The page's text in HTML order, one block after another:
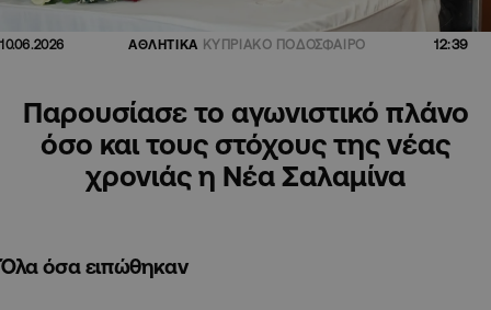
10.06.2026 ΑΘΛΗΤΙΚΑ ΚΥΠΡΙΑΚΟ ΠΟΔΟΣΦΑΙΡΟ 12:39
Παρουσίασε το αγωνιστικό πλάνο
όσο και τους στόχους της νέας
χρονιάς η Νέα Σαλαμίνα
Όλα όσα ειπώθηκαν